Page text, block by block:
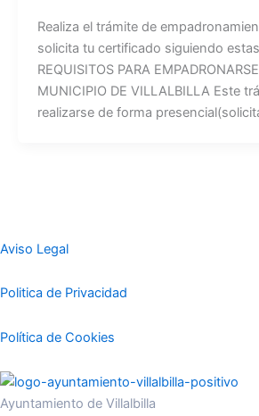
Realiza el trámite de
solicita tu certificado siguiendo
REQUISITOS PARA
MUNICIPIO DE VILLALBILLA Este
realizarse de forma
Aviso Legal
Politica de Privacidad
Política de Cookies
Ayuntamiento de Villalbilla